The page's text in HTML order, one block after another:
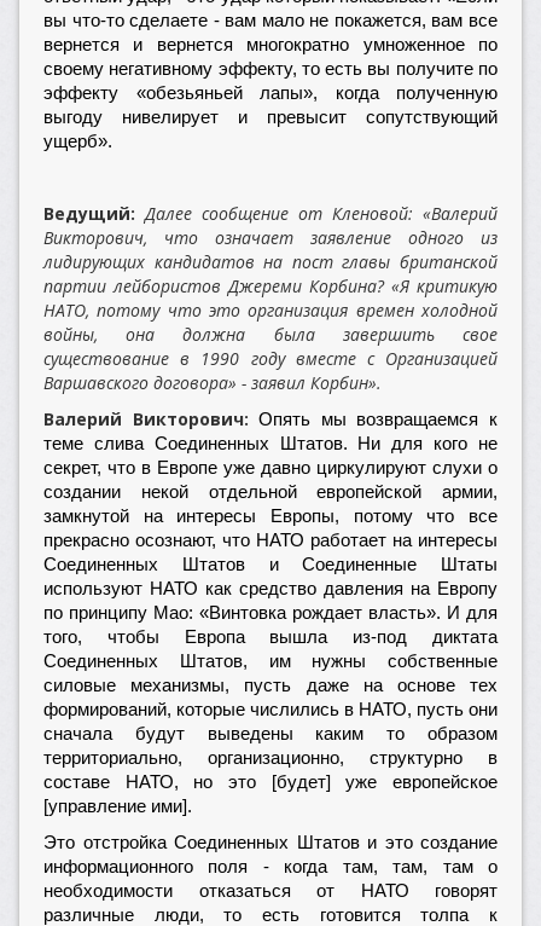
вы что-то сделаете - вам мало не покажется, вам все
вернется и вернется многократно умноженное по
своему негативному эффекту, то есть вы получите по
эффекту «обезьяньей лапы», когда полученную
выгоду нивелирует и превысит сопутствующий
ущерб».
Ведущий: Далее сообщение от Кленовой: «Валерий
Викторович, что означает заявление одного из
лидирующих кандидатов на пост главы британской
партии лейбористов Джереми Корбина? «Я критикую
НАТО, потому что это организация времен холодной
войны, она должна была завершить свое
существование в 1990 году вместе с Организацией
Варшавского договора» - заявил Корбин».
Валерий Викторович: Опять мы возвращаемся к
теме слива Соединенных Штатов. Ни для кого не
секрет, что в Европе уже давно циркулируют слухи о
создании некой отдельной европейской армии,
замкнутой на интересы Европы, потому что все
прекрасно осознают, что НАТО работает на интересы
Соединенных Штатов и Соединенные Штаты
используют НАТО как средство давления на Европу
по принципу Мао: «Винтовка рождает власть». И для
того, чтобы Европа вышла из-под диктата
Соединенных Штатов, им нужны собственные
силовые механизмы, пусть даже на основе тех
формирований, которые числились в НАТО, пусть они
сначала будут выведены каким то образом
территориально, организационно, структурно в
составе НАТО, но это [будет] уже европейское
[управление ими].
Это отстройка Соединенных Штатов и это создание
информационного поля - когда там, там, там о
необходимости отказаться от НАТО говорят
различные люди, то есть готовится толпа к